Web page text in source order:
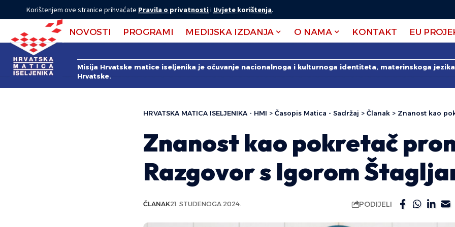
Korištenjem ove stranice prihvaćate Pravila o privatnostii Uvjete korištenja.
NOVOSTI PROGRAMI MEDIJSKA IZDANJA O NAMA KONTAKT EU
Misija Hrvatske matice iseljenika je očuvanje nacionalnoga i kulturnoga identiteta, materinskoga
Hrvatske.
HRVATSKA MATICA ISELJENIKA - HMI > Časopis Matica - Sadržaj > Članak > Znanost kao pokretač
Znanost kao pokretač
Razgovor s Igorom
ČLANAK21. STUDENOGA 2024. PODIJELI